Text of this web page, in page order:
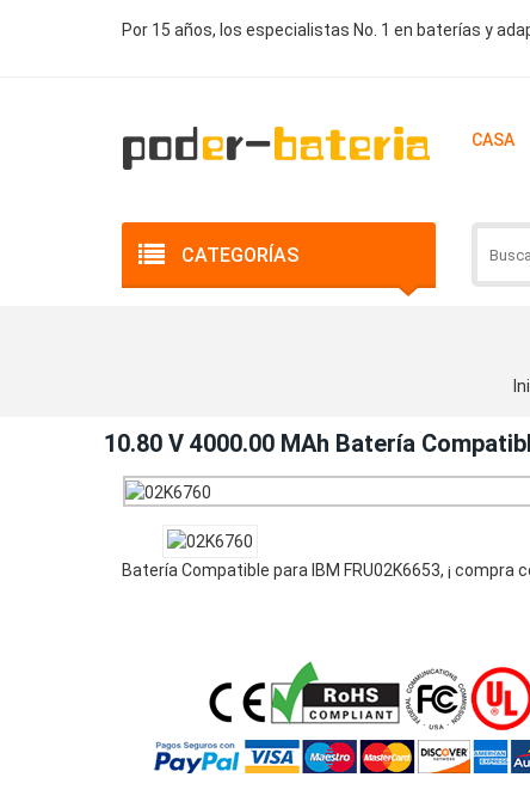
Por 15 años, los especialistas No. 1 en baterías y
CASA
CATEGORÍAS
10.80 V 4000.00 MAh Batería
Batería Compatible para IBM FRU02K6653, ¡ compra